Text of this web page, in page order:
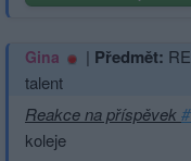
Gina | Předmět:
talent
Reakce na příspěvek
koleje